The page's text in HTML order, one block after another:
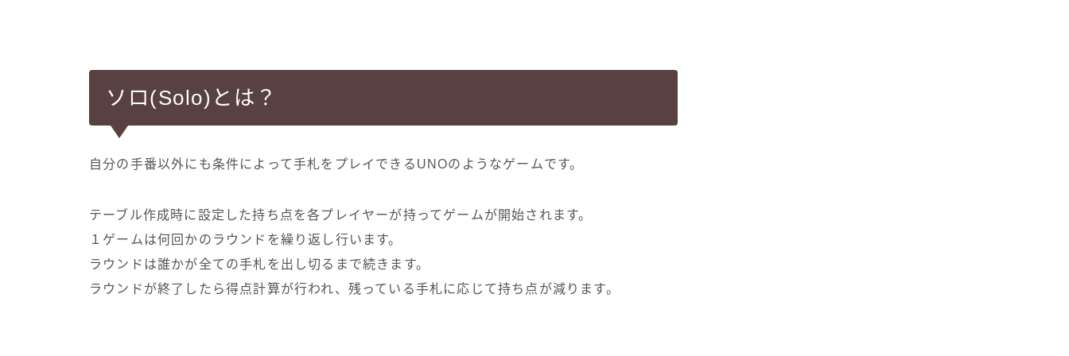
ソロ(Solo)とは？
自分の手番以外にも条件によって手札をプレイできるUNOのようなゲームです。
テーブル作成時に設定した持ち点を各プレイヤーが持ってゲームが開始されます。
１ゲームは何回かのラウンドを繰り返し行います。
ラウンドは誰かが全ての手札を出し切るまで続きます。
ラウンドが終了したら得点計算が行われ、残っている手札に応じて持ち点が減ります。